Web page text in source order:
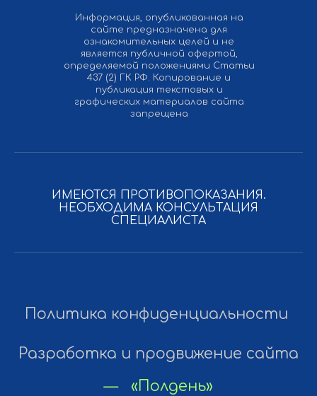
Информация, опубликованная на
сайте предназначена для
ознакомительных целей и не
является публичной офертой,
определяемой положениями Статьи
437 (2) ГК РФ. Копирование и
публикация текстовых и
графических материалов сайта
запрещена
ИМЕЮТСЯ ПРОТИВОПОКАЗАНИЯ.
НЕОБХОДИМА КОНСУЛЬТАЦИЯ
СПЕЦИАЛИСТА